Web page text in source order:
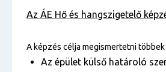
Az ÁE Hő és hangszigetelő
A képzés célja megismertetni
Az épület külső határoló